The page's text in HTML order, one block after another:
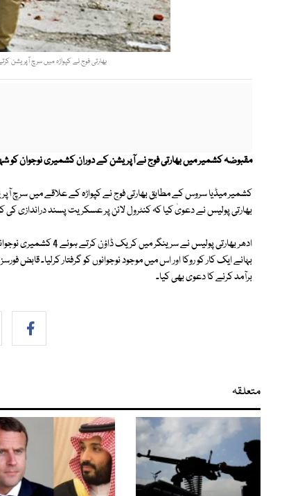
بھارتی فوج نے کپواڑہ میں سرچ آپریشن
مقبوضہ کشمیر میں بھارتی فوج نے آپریشن کے دوران کشمیری نوجوان کو شہید اور 4 افراد کو
کشمیر میڈیا سروس کے مطابق بھارتی فوج نے کپواڑہ کے علاقے میں سرچ
بھارتی پولیس نے دعویٰ کیا کہ کنٹرول لائن پر عسکریت پسند دراندازی
ادھر بھارتی پولیس نے
بہانے ایک کار کو روکا اور اس میں موجود نوجوانوں کو گرفتار کرلیا۔
برآمد کرنے کا دعوی بھی کیا۔
متعلقہ